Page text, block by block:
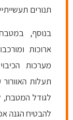
תנורים
בנוסף,
ארוכות
מערכות
תעלות
לגודל המטבח,
להבטיח הגנה